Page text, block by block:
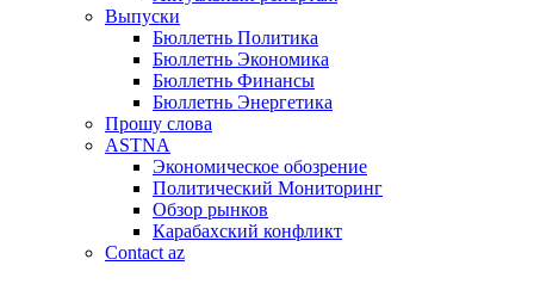
Выпуски
Бюллетнь Политика
Бюллетнь Экономика
Бюллетнь Финансы
Бюллетнь Энергетика
Прошу слова
ASTNA
Экономическое обозрение
Политический Мониторинг
Обзор рынков
Карабахский конфликт
Contact az